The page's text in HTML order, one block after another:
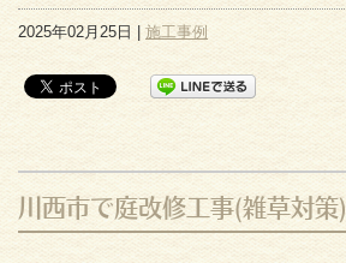
2025年02月25日 | 施工事例
川西市で庭改修工事(雑草対策)